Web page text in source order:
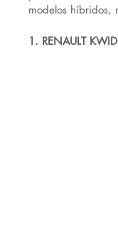
modelos híbridos,
1. RENAULT